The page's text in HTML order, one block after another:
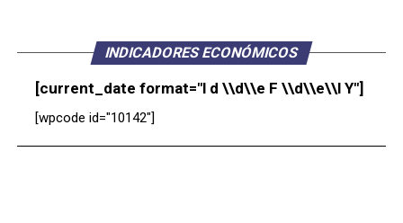
INDICADORES ECONÓMICOS
[current_date format="l d \\d\\e F \\d\\e\\l Y"]
[wpcode id="10142"]